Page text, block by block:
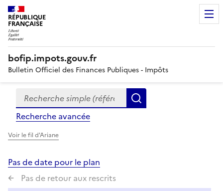
RÉPUBLIQUE
FRANÇAISE
bofip.impots.gouv.fr
Bulletin Officiel des Finances Publiques - Impôts
Formulaire
de
recherche
Recherche simple (références, mots clés, partie du
Recherche avancée
Voir le fil d'Ariane
Pas de date pour le plan
Pas de retour aux rescrits